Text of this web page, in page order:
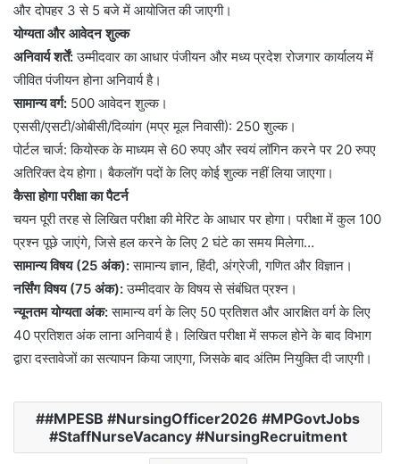
और दोपहर 3 से 5 बजे में आयोजित की जाएगी।
योग्यता और आवेदन शुल्क
अनिवार्य शर्तें:उम्मीदवार का आधार पंजीयन और मध्य प्रदेश रोजगार कार्यालय में
जीवित पंजीयन होना अनिवार्य है।
सामान्य वर्ग: 500 आवेदन शुल्क।
एससी/एसटी/ओबीसी/दिव्यांग (मप्र मूल निवासी): 250 शुल्क।
पोर्टल चार्ज: कियोस्क के माध्यम से 60 रुपए और स्वयं लॉगिन करने पर 20 रुपए
अतिरिक्त देय होगा। बैकलॉग पदों के लिए कोई शुल्क नहीं लिया जाएगा।
कैसा होगा परीक्षा का पैटर्न
चयन पूरी तरह से लिखित परीक्षा की मेरिट के आधार पर होगा। परीक्षा में कुल 100
प्रश्न पूछे जाएंगे, जिसे हल करने के लिए 2 घंटे का समय मिलेगा…
सामान्य विषय (25 अंक):सामान्य ज्ञान, हिंदी, अंग्रेजी, गणित और विज्ञान।
नर्सिंग विषय (75 अंक):उम्मीदवार के विषय से संबंधित प्रश्न।
न्यूनतम योग्यता अंक:सामान्य वर्ग के लिए 50 प्रतिशत और आरक्षित वर्ग के लिए
40 प्रतिशत अंक लाना अनिवार्य है। लिखित परीक्षा में सफल होने के बाद विभाग
द्वारा दस्तावेजों का सत्यापन किया जाएगा, जिसके बाद अंतिम नियुक्ति दी जाएगी।
#MPESB #NursingOfficer2026 #MPGovtJobs
#StaffNurseVacancy #NursingRecruitment